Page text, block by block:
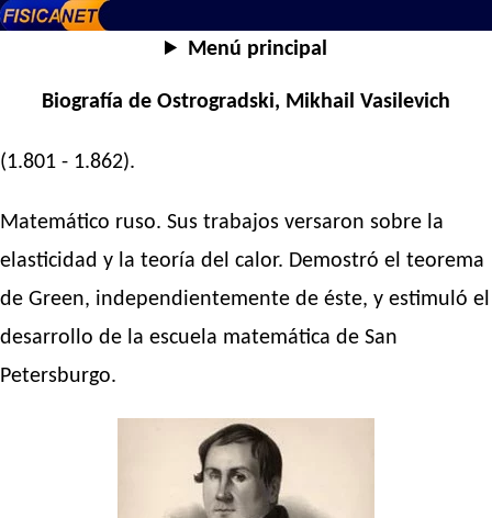
Menú principal
Biografía de Ostrogradski, Mikhail Vasilevich
(1.801 - 1.862).
Matemático ruso. Sus trabajos versaron sobre la
elasticidad y la teoría del calor. Demostró el teorema
de Green, independientemente de éste, y estimuló el
desarrollo de la escuela matemática de San
Petersburgo.